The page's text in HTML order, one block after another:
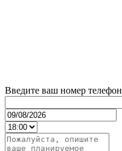
Введите ваш номер